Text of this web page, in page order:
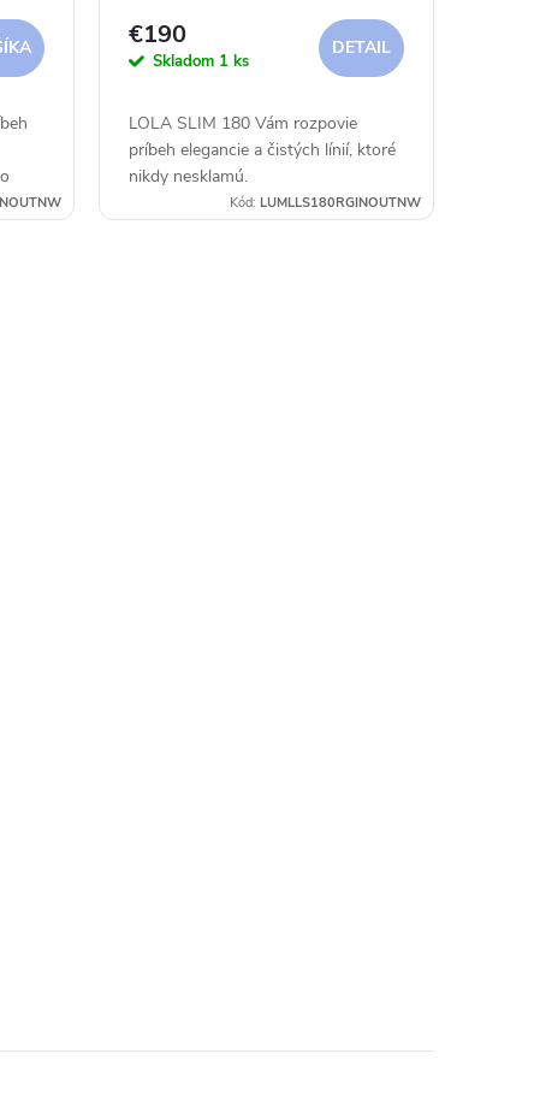
€190
Skladom 1 ks
DETAIL
LOLA SLIM 180 Vám rozpovie
príbeh elegancie a čistých línií, ktoré
nikdy nesklamú.
Kód: LUMLLS180RGINOUTNW